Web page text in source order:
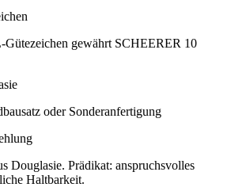
gewährt SCHEERER 10
oder Sonderanfertigung
Douglasie. Prädikat: anspruchsvolles
Haltbarkeit.